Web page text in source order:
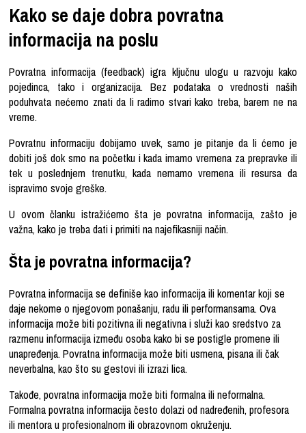
Kako se daje dobra povratna
informacija na poslu
Povratna informacija (feedback) igra ključnu ulogu u razvoju kako
pojedinca, tako i organizacija. Bez podataka o vrednosti naših
poduhvata nećemo znati da li radimo stvari kako treba, barem ne na
vreme.
Povratnu informaciju dobijamo uvek, samo je pitanje da li ćemo je
dobiti još dok smo na početku i kada imamo vremena za prepravke ili
tek u poslednjem trenutku, kada nemamo vremena ili resursa da
ispravimo svoje greške.
U ovom članku istražićemo šta je povratna informacija, zašto je
važna, kako je treba dati i primiti na najefikasniji način.
Šta je povratna informacija?
Povratna informacija se definiše kao informacija ili komentar koji se
daje nekome o njegovom ponašanju, radu ili performansama. Ova
informacija može biti pozitivna ili negativna i služi kao sredstvo za
razmenu informacija između osoba kako bi se postigle promene ili
unapređenja. Povratna informacija može biti usmena, pisana ili čak
neverbalna, kao što su gestovi ili izrazi lica.
Takođe, povratna informacija može biti formalna ili neformalna.
Formalna povratna informacija često dolazi od nadređenih, profesora
ili mentora u profesionalnom ili obrazovnom okruženju.